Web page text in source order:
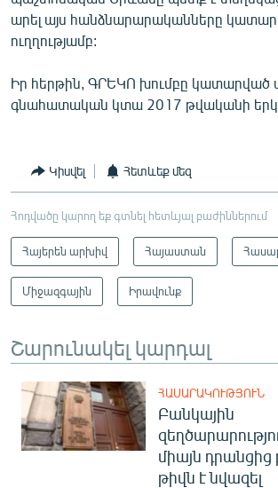
արել այս հանձնարարականները
ուղղությամբ:
Իր հերթին, ԳՐԵԿՈ խումբը
գնահատական կտա 2017 թվականի
Կիսվել Հետևեք մեզ
Հոդվածը կարող եք գտնել հետևյալ բաժիններում
Հայերեն արխիվ Հայաստան
Միջազգային Իրավունք
Շարունակել կարդալ
ՀԱՍԱՐԱԿՈՒԹՅՈՒՆ
Բանկային
միայն դրանցից
թիվն է նվազել